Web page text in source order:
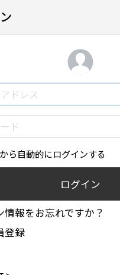
ら自動的にログインする
ログイン
情報をお忘れですか？
登録